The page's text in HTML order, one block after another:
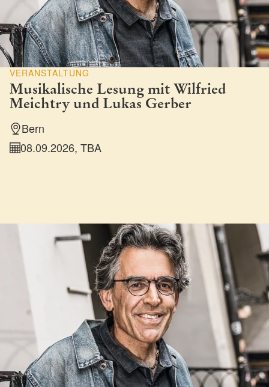
VERANSTALTUNG
Musikalische Lesung mit Wilfried
Meichtry und Lukas Gerber
Bern
08.09.2026, TBA